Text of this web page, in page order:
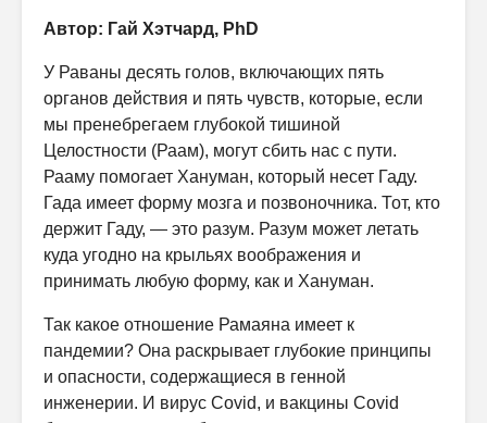
Автор: Гай Хэтчард, PhD
У Раваны десять голов, включающих пять
органов действия и пять чувств, которые, если
мы пренебрегаем глубокой тишиной
Целостности (Раам), могут сбить нас с пути.
Рааму помогает Хануман, который несет Гаду.
Гада имеет форму мозга и позвоночника. Тот, кто
держит Гаду, — это разум. Разум может летать
куда угодно на крыльях воображения и
принимать любую форму, как и Хануман.
Так какое отношение Рамаяна имеет к
пандемии? Она раскрывает глубокие принципы
и опасности, содержащиеся в генной
инженерии. И вирус Covid, и вакцины Covid